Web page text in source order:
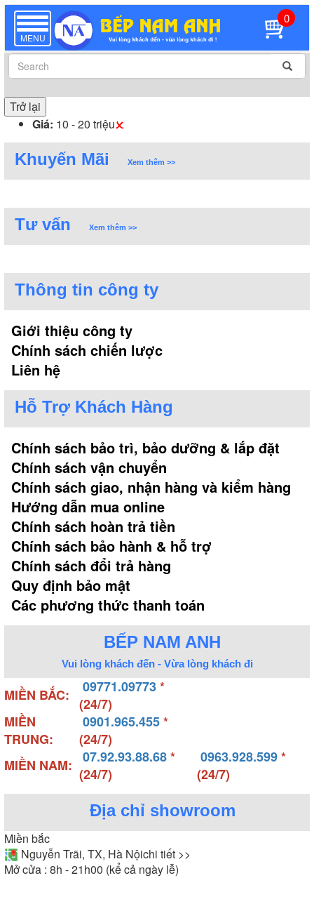
TOGGLE
NAVIGATION
MENU
0
Trở lại
Giá: 10 - 20 triệu
Khuyến Mãi Xem thêm >>
Tư vấn Xem thêm >>
Thông tin công ty
Giới thiệu công ty
Chính sách chiến lược
Liên hệ
Hỗ Trợ Khách Hàng
Chính sách bảo trì, bảo dưỡng & lắp đặt
Chính sách vận chuyển
Chính sách giao, nhận hàng và kiểm hàng
Hướng dẫn mua online
Chính sách hoàn trả tiền
Chính sách bảo hành & hỗ trợ
Chính sách đổi trả hàng
Quy định bảo mật
Các phương thức thanh toán
BẾP NAM ANH
Vui lòng khách đến - Vừa lòng khách đi
MIỀN BẮC: 09771.09773*
(24/7)
MIỀN
TRUNG:
0901.965.455*
(24/7)
MIỀN NAM:
07.92.93.88.68*
(24/7)
0963.928.599*
(24/7)
Địa chỉ showroom
Miền bắc
Nguyễn Trãi, TX, Hà Nộichi tiết >>
Mở cửa : 8h - 21h00 (kể cả ngày lễ)